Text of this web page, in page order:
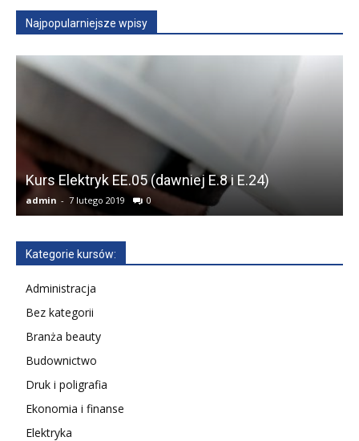
Najpopularniejsze wpisy
Kurs Elektryk EE.05 (dawniej E.8 i E.24)
admin - 7 lutego 2019 0
Kategorie kursów:
Administracja
Bez kategorii
Branża beauty
Budownictwo
Druk i poligrafia
Ekonomia i finanse
Elektryka